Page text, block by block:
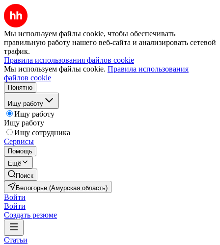
Мы используем файлы cookie, чтобы обеспечивать
правильную работу нашего веб-сайта и анализировать сетевой
трафик.
Правила использования файлов cookie
Мы используем файлы cookie. Правила использования
файлов cookie
Понятно
Ищу работу
Ищу работу
Ищу работу
Ищу сотрудника
Сервисы
Помощь
Ещё
Поиск
Белогорье (Амурская область)
Войти
Войти
Создать резюме
Статьи